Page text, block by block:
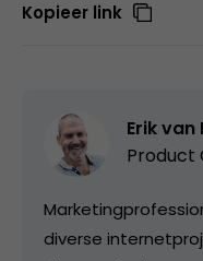
Kopieer link
Erik van
Product
diverse